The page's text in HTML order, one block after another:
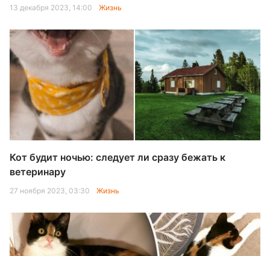
13 декабря 2023, 14:00 Жизнь
Кот будит ночью: следует ли сразу бежать к
ветеринару
27 ноября 2023, 03:30 Жизнь